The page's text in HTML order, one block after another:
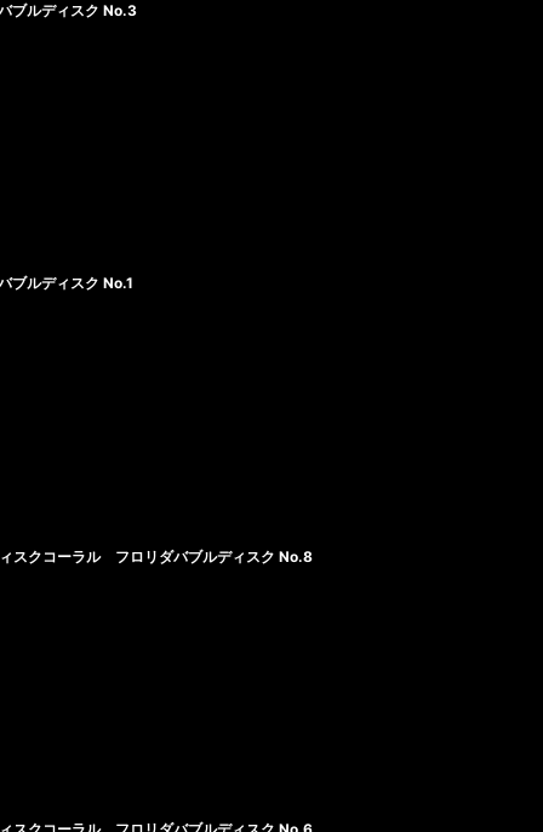
ブルディスク No.3
ブルディスク No.1
スクコーラル フロリダバブルディスク No.8